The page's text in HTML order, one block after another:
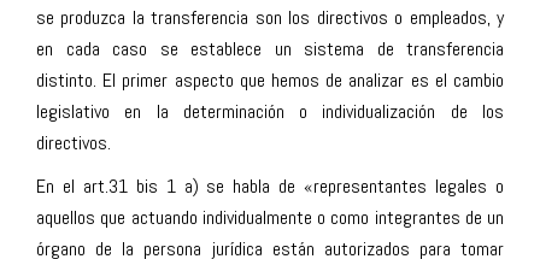
se produzca la transferencia son los directivos o empleados, y
en cada caso se establece un sistema de transferencia
distinto. El primer aspecto que hemos de analizar es el cambio
legislativo en la determinación o individualización de los
directivos.
En el art.31 bis 1 a) se habla de «representantes legales o
aquellos que actuando individualmente o como integrantes de un
órgano de la persona jurídica están autorizados para tomar